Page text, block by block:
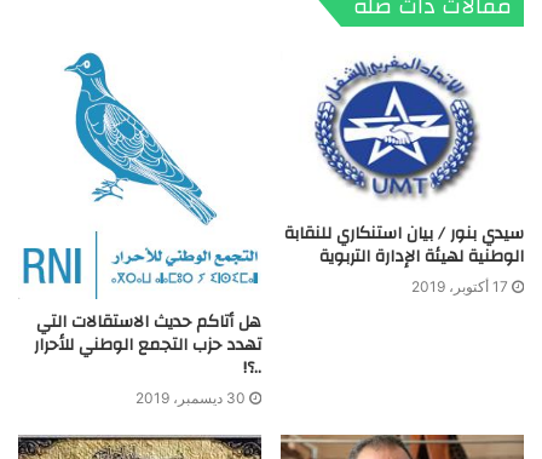
سيدي بنور / بيان استنكاري للنقابة
الوطنية لهيئة الإدارة التربوية
17 أكتوبر، 2019
هل أتاكم حديث الاستقالات التي
تهدد حزب التجمع الوطني للأحرار
..؟!
30 ديسمبر، 2019